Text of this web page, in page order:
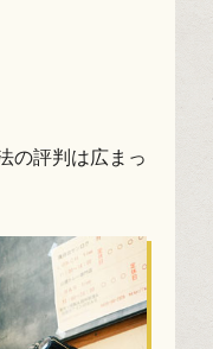
の評判は広まっ